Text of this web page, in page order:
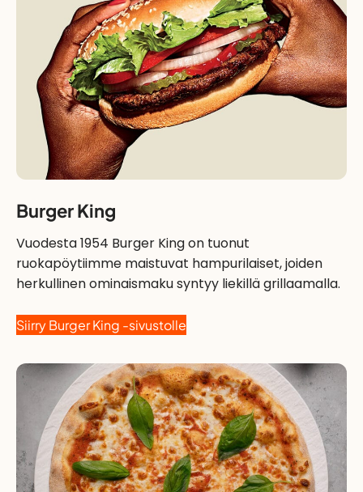
Burger King
Vuodesta 1954 Burger King on tuonut
ruokapöytiimme maistuvat hampurilaiset, joiden
herkullinen ominaismaku syntyy liekillä grillaamalla.
Siirry Burger King -sivustolle